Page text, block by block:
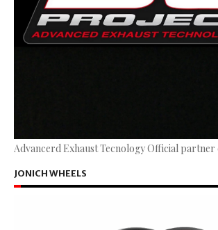
Advancerd Exhaust Tecnology Official
JONICH WHEELS